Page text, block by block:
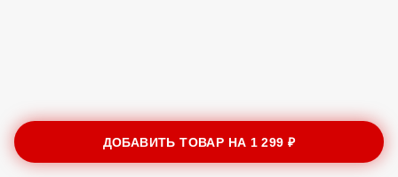
ДОБАВИТЬ ТОВАР НА 1 299 ₽